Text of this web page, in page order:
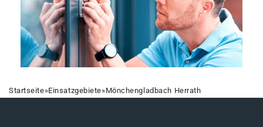
Startseite»Einsatzgebiete»Mönchengladbach Herrath